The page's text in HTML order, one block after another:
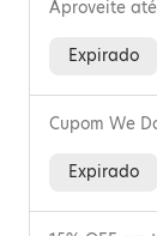
Aproveite
Expirado
Cupom We
Expirado